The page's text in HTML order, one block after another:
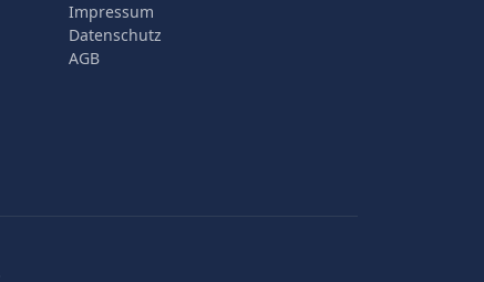
Impressum
Datenschutz
AGB